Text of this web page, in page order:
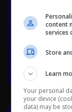
السـ لاح! -
content
services
Store
Learn
Your personal
your device
data) may be